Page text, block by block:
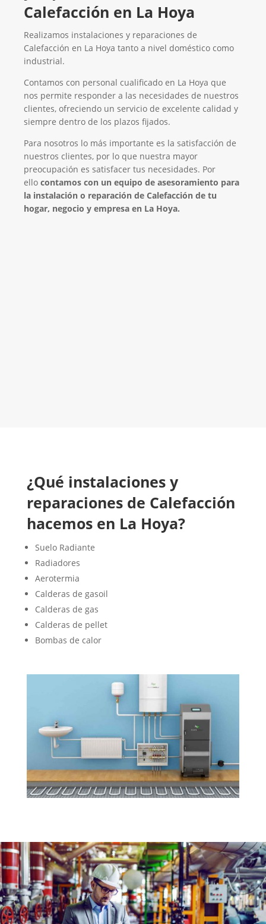
Calefacción en La Hoya
Realizamos instalaciones y reparaciones de
Calefacción en La Hoya tanto a nivel doméstico como
industrial.
Contamos con personal cualificado en La Hoya que
nos permite responder a las necesidades de nuestros
clientes, ofreciendo un servicio de excelente calidad y
siempre dentro de los plazos fijados.
Para nosotros lo más importante es la satisfacción de
nuestros clientes, por lo que nuestra mayor
preocupación es satisfacer tus necesidades. Por
ello contamos con un equipo de asesoramiento para
la instalación o reparación de Calefacción de tu
hogar, negocio y empresa en La Hoya.
¿Qué instalaciones y
reparaciones de Calefacción
hacemos en La Hoya?
Suelo Radiante
Radiadores
Aerotermia
Calderas de gasoil
Calderas de gas
Calderas de pellet
Bombas de calor